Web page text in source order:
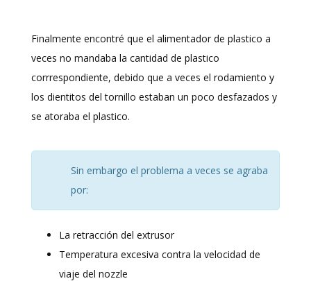
Finalmente encontré que el alimentador de plastico a
veces no mandaba la cantidad de plastico
corrrespondiente, debido que a veces el rodamiento y
los dientitos del tornillo estaban un poco desfazados y
se atoraba el plastico.
Sin embargo el problema a veces se agraba
por:
La retracción del extrusor
Temperatura excesiva contra la velocidad de
viaje del nozzle